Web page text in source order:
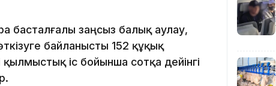
басталғалы заңсыз балық аулау,
байланысты 152 құқық
іс бойынша сотқа дейінгі
18:50